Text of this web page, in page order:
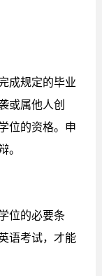
成规定的毕业
或属他人创
位的资格。申
。
位的必要条
语考试，才能